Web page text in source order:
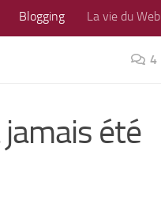
Blogging La vie du Web
4
été